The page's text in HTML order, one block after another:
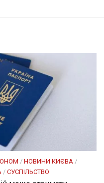
/ НОВИНИ КИЄВА /
/ СУСПІЛЬСТВО